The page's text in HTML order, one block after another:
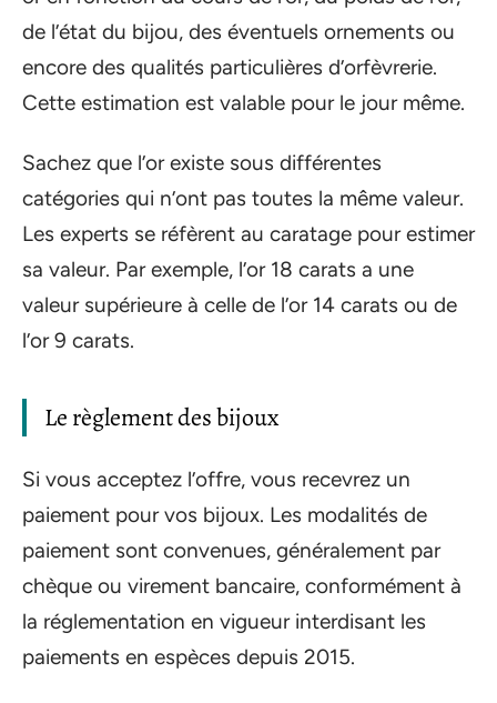
de l’état du bijou, des éventuels ornements ou
encore des qualités particulières d’orfèvrerie.
Cette estimation est valable pour le jour même.
Sachez que l’or existe sous différentes
catégories qui n’ont pas toutes la même valeur.
Les experts se réfèrent au caratage pour estimer
sa valeur. Par exemple, l’or 18 carats a une
valeur supérieure à celle de l’or 14 carats ou de
l’or 9 carats.
Le règlement des bijoux
Si vous acceptez l’offre, vous recevrez un
paiement pour vos bijoux. Les modalités de
paiement sont convenues, généralement par
chèque ou virement bancaire, conformément à
la réglementation en vigueur interdisant les
paiements en espèces depuis 2015.